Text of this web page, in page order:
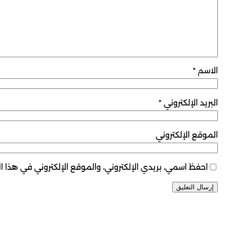
الاسم *
البريد الإلكتروني *
الموقع الإلكتروني
احفظ اسمي، بريدي الإلكتروني، والموقع الإلكتروني في